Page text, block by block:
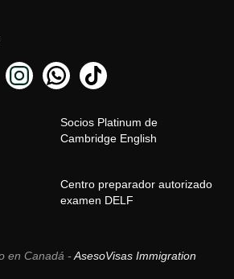
Socios Platinum de
Cambridge English
Centro preparador autorizado
examen DELF
en Canadá -AsesoVisas Immigration